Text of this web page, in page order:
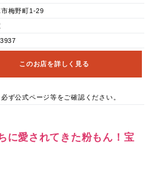
梅野町1-29
このお店を詳しく見る
ず公式ページ等をご確認ください。
に愛されてきた粉もん！宝